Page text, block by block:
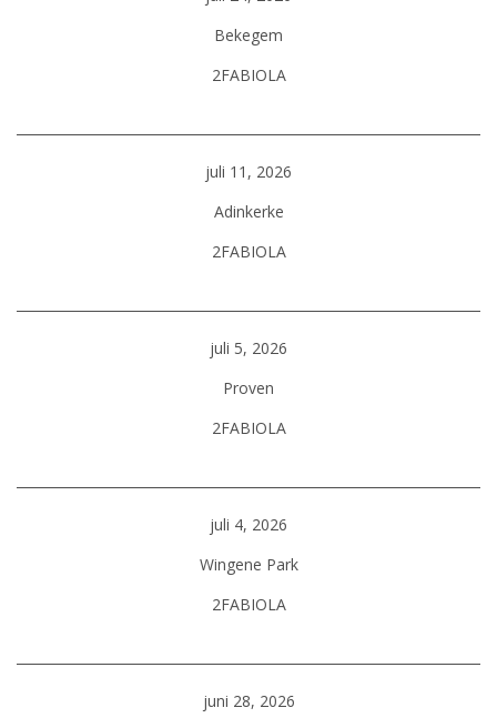
Bekegem
2FABIOLA
juli 11, 2026
Adinkerke
2FABIOLA
juli 5, 2026
Proven
2FABIOLA
juli 4, 2026
Wingene Park
2FABIOLA
juni 28, 2026